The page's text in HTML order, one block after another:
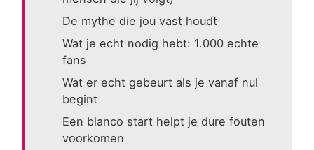
De mythe die jou vast houdt
Wat je echt nodig hebt: 1.000 echte
fans
Wat er echt gebeurt als je vanaf nul
begint
Een blanco start helpt je dure fouten
voorkomen